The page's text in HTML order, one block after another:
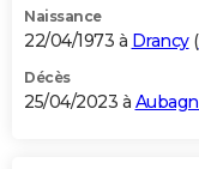
Naissance
22/04/1973 à Drancy(
Décès
25/04/2023 à